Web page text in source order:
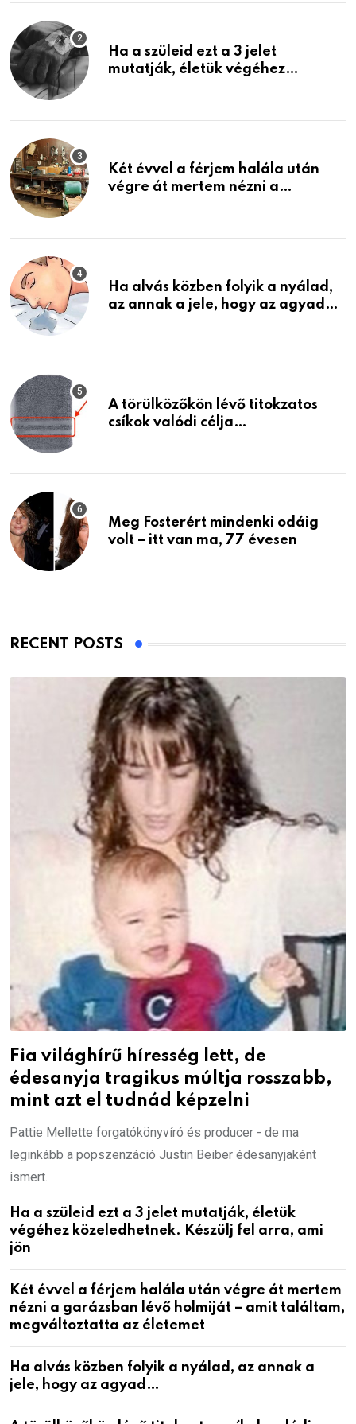
Ha a szüleid ezt a 3 jelet
mutatják, életük végéhez
Két évvel a férjem halála után
végre át mertem nézni a
életemet
Ha alvás közben folyik a nyálad,
az annak a jele, hogy az agyad…
A törülközőkön lévő titokzatos
csíkok valódi célja…
Meg Fosterért mindenki odáig
volt – itt van ma, 77 évesen
RECENT POSTS
Fia világhírű híresség lett, de
édesanyja tragikus múltja rosszabb,
mint azt el tudnád képzelni
Pattie Mellette forgatókönyvíró és producer - de ma
leginkább a popszenzáció Justin Beiber édesanyjaként
ismert.
Ha a szüleid ezt a 3 jelet mutatják, életük
végéhez közeledhetnek. Készülj fel arra, ami
jön
Két évvel a férjem halála után végre át mertem
nézni a garázsban lévő holmiját – amit találtam,
megváltoztatta az életemet
Ha alvás közben folyik a nyálad, az annak a
jele, hogy az agyad…